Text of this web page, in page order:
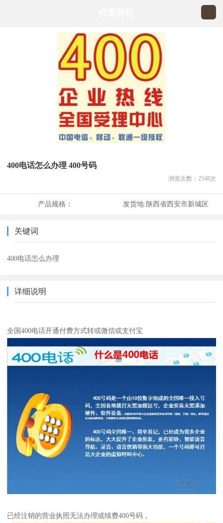
400电话怎么办理 400号码
浏览次数： 2548次
产品规格： 发货地:陕西省西安市新城区
关键词
400电话怎么办理
详细说明
全国400电话开通付费方式转或微信或支付宝
已经注销的营业执照无法办理或续费400号码，